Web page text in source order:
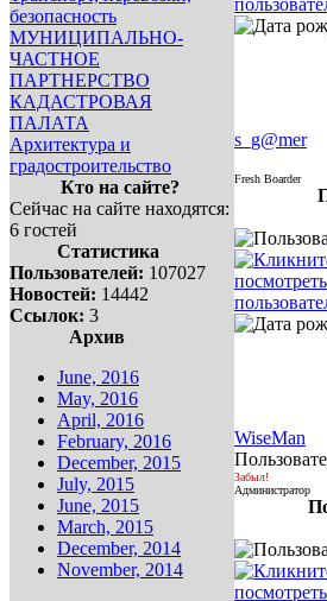
безопасность
МУНИЦИПАЛЬНО-
ЧАСТНОЕ
ПАРТНЕРСТВО
КАДАСТРОВАЯ
ПАЛАТА
Архитектура и
градостроительство
Кто на сайте?
Сейчас на сайте находятся:
6 гостей
Статистика
Пользователей: 107027
Новостей: 14442
Ссылок: 3
Архив
June, 2016
May, 2016
April, 2016
February, 2016
December, 2015
July, 2015
June, 2015
March, 2015
December, 2014
November, 2014
s_g@mer
Fresh Boarder
WiseMan
Забыл!
Администратор